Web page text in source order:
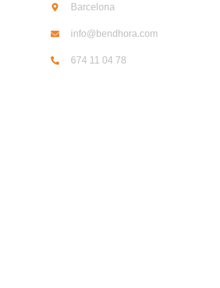
Barcelona
info@bendhora.com
674 11 04 78